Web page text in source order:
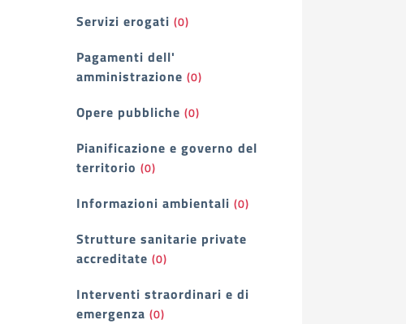
Servizi erogati (0)
Pagamenti dell'
amministrazione (0)
Opere pubbliche (0)
Pianificazione e governo del
territorio (0)
Informazioni ambientali (0)
Strutture sanitarie private
accreditate (0)
Interventi straordinari e di
emergenza (0)